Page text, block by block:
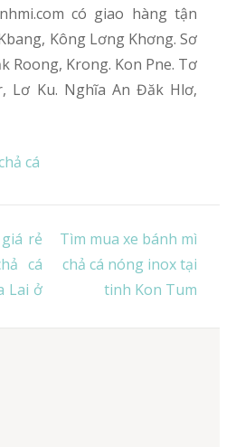
có giao hàng tận
Kông Lơng Khơng. Sơ
Roong, Krong. Kon Pne. Tơ
Lơ Ku. Nghĩa An Đăk Hlơ,
cá
rẻ
cá
Lai ở
Tìm mua xe bánh mì
chả cá nóng inox tại
tinh Kon Tum